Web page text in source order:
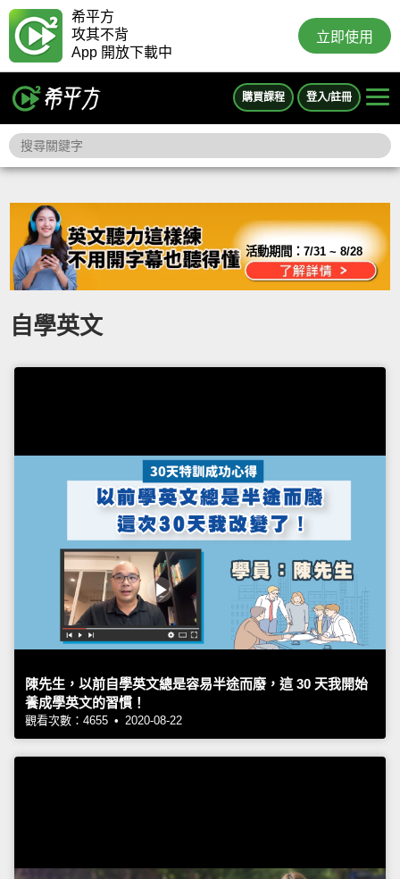
希平方
攻其不背
App 開放下載中
立即使用
購買課程 登入/註冊
活動期間：7/31 ~ 8/28
自學英文
陳先生，以前自學英文總是容易半途而廢，這 30 天我開始
養成學英文的習慣！
觀看次數：4655 • 2020-08-22